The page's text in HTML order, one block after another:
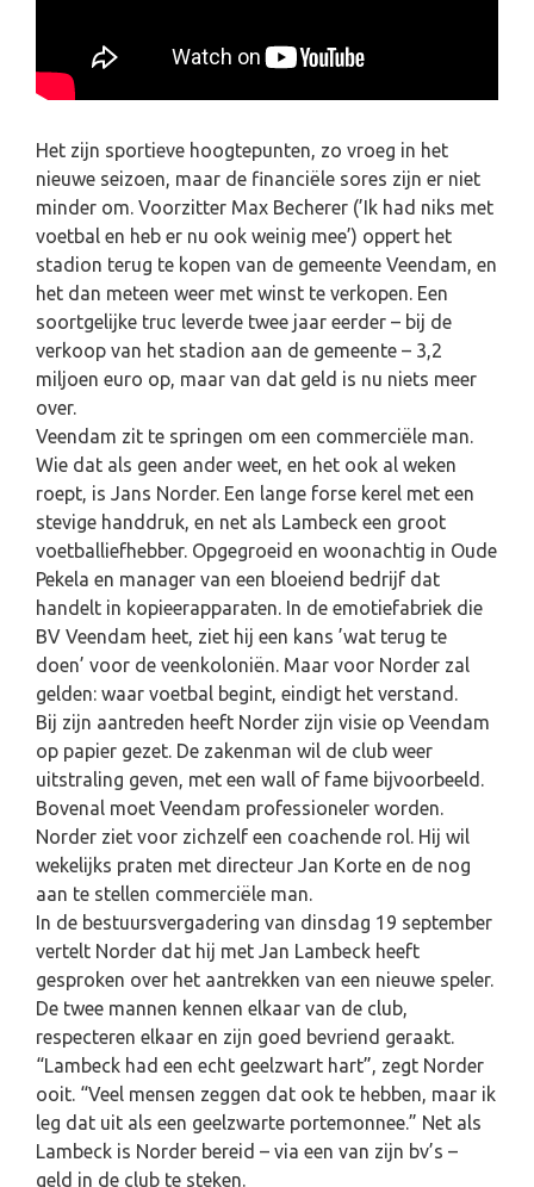
Het zijn sportieve hoogtepunten, zo vroeg in het
nieuwe seizoen, maar de financiële sores zijn er niet
minder om. Voorzitter Max Becherer (’Ik had niks met
voetbal en heb er nu ook weinig mee’) oppert het
stadion terug te kopen van de gemeente Veendam, en
het dan meteen weer met winst te verkopen. Een
soortgelijke truc leverde twee jaar eerder – bij de
verkoop van het stadion aan de gemeente – 3,2
miljoen euro op, maar van dat geld is nu niets meer
over.
Veendam zit te springen om een commerciële man.
Wie dat als geen ander weet, en het ook al weken
roept, is Jans Norder. Een lange forse kerel met een
stevige handdruk, en net als Lambeck een groot
voetballiefhebber. Opgegroeid en woonachtig in Oude
Pekela en manager van een bloeiend bedrijf dat
handelt in kopieerapparaten. In de emotiefabriek die
BV Veendam heet, ziet hij een kans ’wat terug te
doen’ voor de veenkoloniën. Maar voor Norder zal
gelden: waar voetbal begint, eindigt het verstand.
Bij zijn aantreden heeft Norder zijn visie op Veendam
op papier gezet. De zakenman wil de club weer
uitstraling geven, met een wall of fame bijvoorbeeld.
Bovenal moet Veendam professioneler worden.
Norder ziet voor zichzelf een coachende rol. Hij wil
wekelijks praten met directeur Jan Korte en de nog
aan te stellen commerciële man.
In de bestuursvergadering van dinsdag 19 september
vertelt Norder dat hij met Jan Lambeck heeft
gesproken over het aantrekken van een nieuwe speler.
De twee mannen kennen elkaar van de club,
respecteren elkaar en zijn goed bevriend geraakt.
“Lambeck had een echt geelzwart hart”, zegt Norder
ooit. “Veel mensen zeggen dat ook te hebben, maar ik
leg dat uit als een geelzwarte portemonnee.” Net als
Lambeck is Norder bereid – via een van zijn bv’s –
geld in de club te steken.